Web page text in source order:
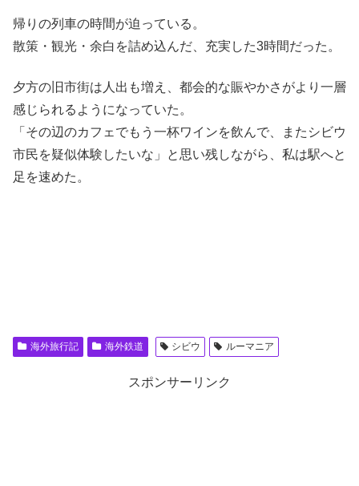
帰りの列車の時間が迫っている。
散策・観光・余白を詰め込んだ、充実した3時間だった。
夕方の旧市街は人出も増え、都会的な賑やかさがより一層
感じられるようになっていた。
「その辺のカフェでもう一杯ワインを飲んで、またシビウ
市民を疑似体験したいな」と思い残しながら、私は駅へと
足を速めた。
海外旅行記 海外鉄道 シビウ ルーマニア
スポンサーリンク